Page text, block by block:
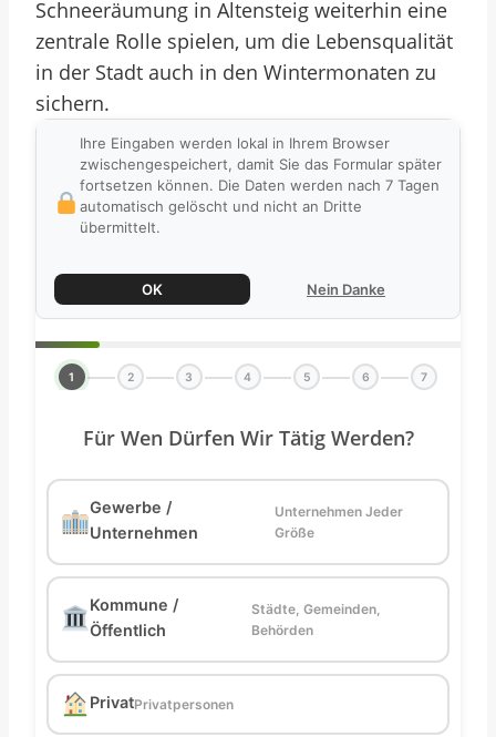
Schneeräumung in Altensteig weiterhin eine
zentrale Rolle spielen, um die Lebensqualität
in der Stadt auch in den Wintermonaten zu
sichern.
Ihre Eingaben werden lokal in Ihrem Browser
zwischengespeichert, damit Sie das Formular später
fortsetzen können. Die Daten werden nach 7 Tagen
automatisch gelöscht und nicht an Dritte
übermittelt.
OK Nein Danke
1 2 3 4 5 6 7
Für Wen Dürfen Wir Tätig Werden?
Gewerbe /
Unternehmen
Unternehmen Jeder
Größe
Kommune /
Öffentlich
Städte, Gemeinden,
Behörden
PrivatPrivatpersonen